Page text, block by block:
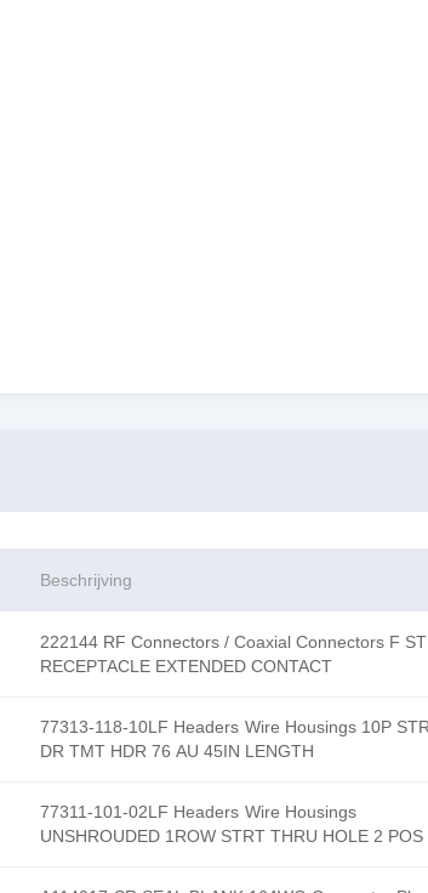
Beschrijving
222144 RF Connectors / Coaxial Connectors F ST
RECEPTACLE EXTENDED CONTACT
77313-118-10LF Headers Wire Housings 10P STR
DR TMT HDR 76 AU 45IN LENGTH
77311-101-02LF Headers Wire Housings
UNSHROUDED 1ROW STRT THRU HOLE 2 POS